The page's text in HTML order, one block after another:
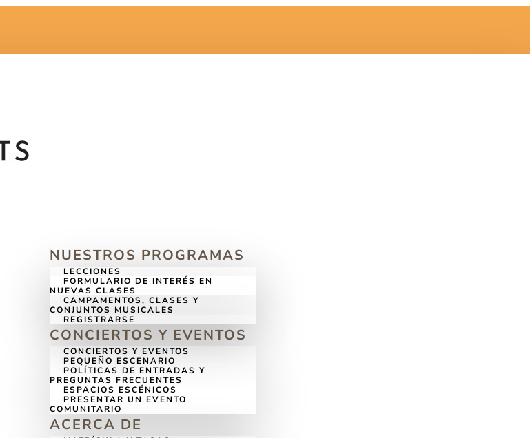
NUESTROS PROGRAMAS
LECCIONES
FORMULARIO DE INTERÉS EN
NUEVAS CLASES
CAMPAMENTOS, CLASES Y
CONJUNTOS MUSICALES
REGISTRARSE
CONCIERTOS Y EVENTOS
CONCIERTOS Y EVENTOS
PEQUEÑO ESCENARIO
POLÍTICAS DE ENTRADAS Y
PREGUNTAS FRECUENTES
ESPACIOS ESCÉNICOS
PRESENTAR UN EVENTO
COMUNITARIO
ACERCA DE